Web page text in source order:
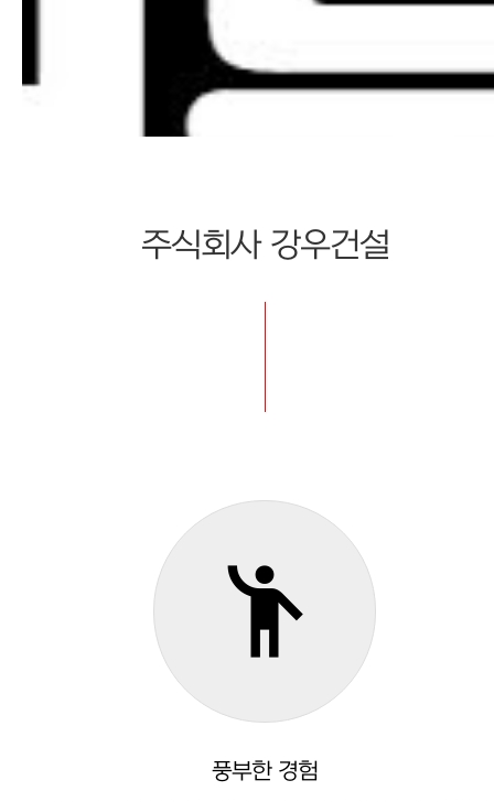
주식회사 강우건설
emoji_people
풍부한 경험